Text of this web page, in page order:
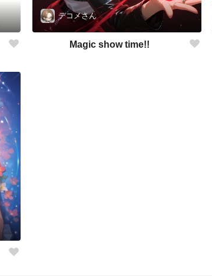
デコメさん
Magic show time!!